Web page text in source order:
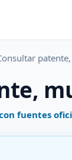
fuentes